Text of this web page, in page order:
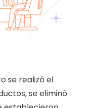
se realizó el
se eliminó